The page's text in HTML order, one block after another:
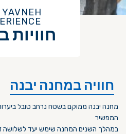
חוויות
חוויה במחנה יבנה
המפשיר
במהלך השנים המחנה שימש יעד לשלושה